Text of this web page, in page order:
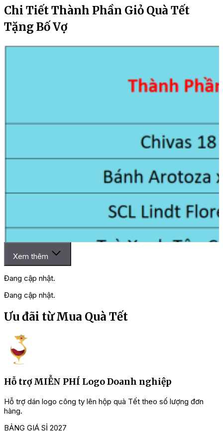
Chi Tiết Thành Phần Giỏ Quà Tết
Tặng Bố Vợ
=> Đừng bỏ qua: Top mẫugiỏ quà Tết màu xanh
Thông tin cần biết khi đặt quà Tết tại Muaquatet.vn:
1. Tùy chọn linh hoạt
Xem thêm
Đang cập nhật.
Đang cập nhật.
Ưu đãi từ Mua Quà Tết
Hỗ trợ MIỄN PHÍ Logo Doanh nghiệp
Hỗ trợ dán logo công ty lên hộp quà Tết theo số lượng đơn
hàng.
BẢNG GIÁ SỈ 2027